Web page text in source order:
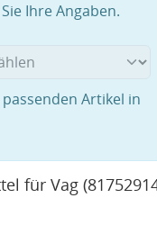
Ihre Angaben.
Artikel in
für Vag